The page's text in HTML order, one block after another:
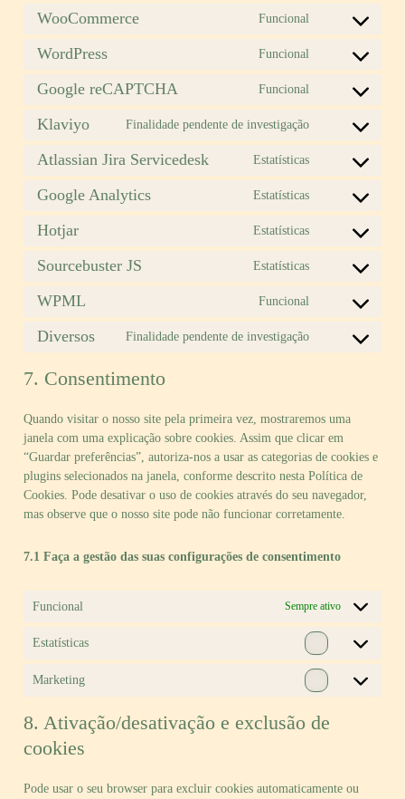
WooCommerce Funcional
Consent
service
WordPress Funcional
Consent
service
Google reCAPTCHA Funcional
Consent
service
recaptcha
Klaviyo Finalidade pendente de investigação
Consent
service
Atlassian Jira Servicedesk Estatísticas
Consent
service
servicedesk
Google Analytics Estatísticas
Consent
service
analytics
Hotjar Estatísticas
Consent
service
Sourcebuster JS Estatísticas
Consent
service
WPML Funcional
Consent
service
Diversos Finalidade pendente de investigação
Consent
7. Consentimento
Quando visitar o nosso site pela primeira vez, mostraremos uma
janela com uma explicação sobre cookies. Assim que clicar em
“Guardar preferências”, autoriza-nos a usar as categorias de cookies e
plugins selecionados na janela, conforme descrito nesta Política de
Cookies. Pode desativar o uso de cookies através do seu navegador,
mas observe que o nosso site pode não funcionar corretamente.
7.1 Faça a gestão das suas configurações de consentimento
Funcional Sempre ativo
Estatísticas
Estatísticas
Marketing
Marketing
8. Ativação/desativação e exclusão de
cookies
Pode usar o seu browser para excluir cookies automaticamente ou